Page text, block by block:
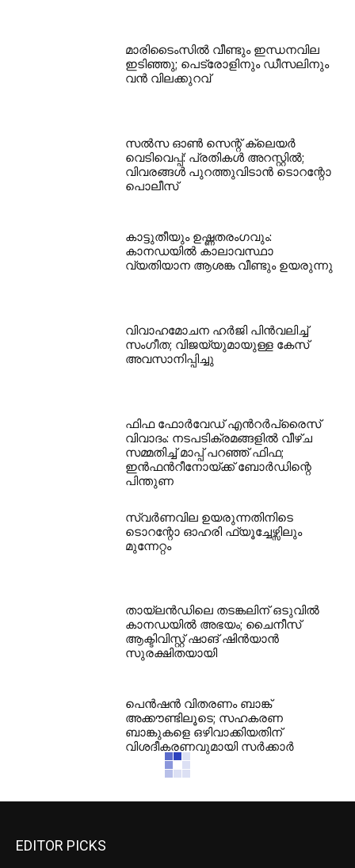
മാരിടൈംസിൽ വീണ്ടും ഇന്ധനവില
ഇടിഞ്ഞു; പെട്രോളിനും ഡീസലിനും
വൻ വിലക്കുറവ്
സൽസ ഓൺ സെന്റ് ക്ലെയർ
വെടിവെപ്പ്: പ്രതികൾ അറസ്റ്റിൽ;
വിവരങ്ങൾ പുറത്തുവിടാൻ ടൊറന്റോ
പൊലീസ്
കാട്ടുതീയും ഉഷ്ണതരംഗവും:
കാനഡയിൽ കാലാവസ്ഥാ
വ്യതിയാന ആശങ്ക വീണ്ടും ഉയരുന്നു
വിവാഹമോചന ഹർജി പിൻവലിച്ച്
സംഗീത; വിജയ്‌യുമായുള്ള കേസ്
അവസാനിപ്പിച്ചു
ഫിഫ ഫോർവേഡ് എൻറർപ്രൈസ്
വിവാദം: നടപടിക്രമങ്ങളിൽ വീഴ്ച
സമ്മതിച്ച് മാപ്പ് പറഞ്ഞ് ഫിഫ;
ഇൻഫൻറീനോയ്ക്ക് ബോർഡിന്റെ
പിന്തുണ
സ്വർണവില ഉയരുന്നതിനിടെ
ടൊറന്റോ ഓഹരി ഫ്യൂച്ചേഴ്സിലും
മുന്നേറ്റം
തായ്‌ലൻഡിലെ തടങ്കലിന് ഒടുവിൽ
കാനഡയിൽ അഭയം; ചൈനീസ്
ആക്ടിവിസ്റ്റ് ഷാങ് ഷിൻയാൻ
സുരക്ഷിതയായി
പെൻഷൻ വിതരണം ബാങ്ക്
അക്കൗണ്ടിലൂടെ; സഹകരണ
ബാങ്കുകളെ ഒഴിവാക്കിയതിന്
വിശദീകരണവുമായി സർക്കാർ
EDITOR PICKS